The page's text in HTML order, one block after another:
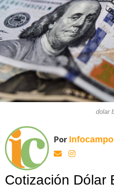
dolar
Por Infocampo
Cotización Dólar